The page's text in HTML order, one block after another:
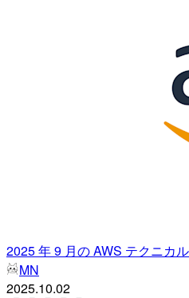
2025 年 9 月の AWS テクニカ
MN
2025.10.02